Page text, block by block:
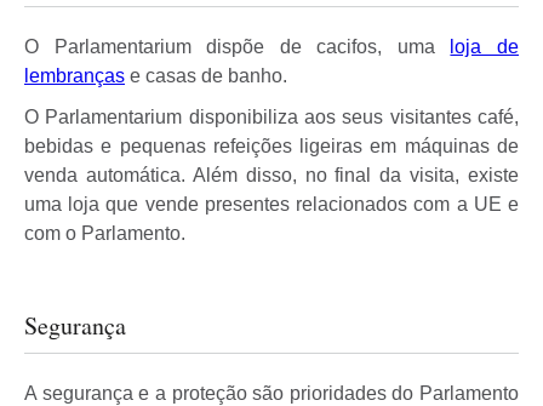
O Parlamentarium dispõe de cacifos, uma
loja de
lembranças e casas de banho.
O Parlamentarium disponibiliza aos seus visitantes café,
bebidas e pequenas refeições ligeiras em máquinas de
venda automática. Além disso, no final da visita, existe
uma loja que vende presentes relacionados com a UE e
com o Parlamento.
Segurança
A segurança e a proteção são prioridades do Parlamento